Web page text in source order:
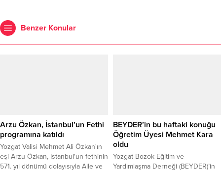
Benzer Konular
Arzu Özkan, İstanbul’un Fethi
programına katıldı
Yozgat Valisi Mehmet Ali Özkan'ın
eşi Arzu Özkan, İstanbul'un fethinin
571. yıl dönümü dolayısıyla Aile ve
BEYDER’in bu haftaki konuğu
Öğretim Üyesi Mehmet Kara
oldu
Yozgat Bozok Eğitim ve
Yardımlaşma Derneği (BEYDER)’in